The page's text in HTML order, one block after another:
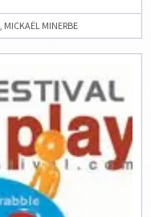
MICKAËL MINERBE